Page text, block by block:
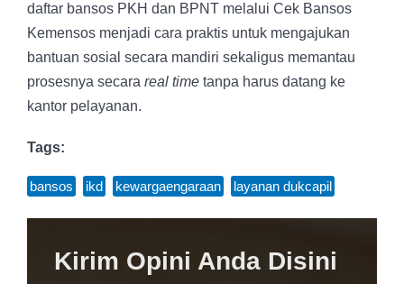
daftar bansos PKH dan BPNT melalui Cek Bansos
Kemensos menjadi cara praktis untuk mengajukan
bantuan sosial secara mandiri sekaligus memantau
prosesnya secara real time tanpa harus datang ke
kantor pelayanan.
Tags:
bansos ikd kewargaengaraan layanan dukcapil
Kirim Opini Anda Disini